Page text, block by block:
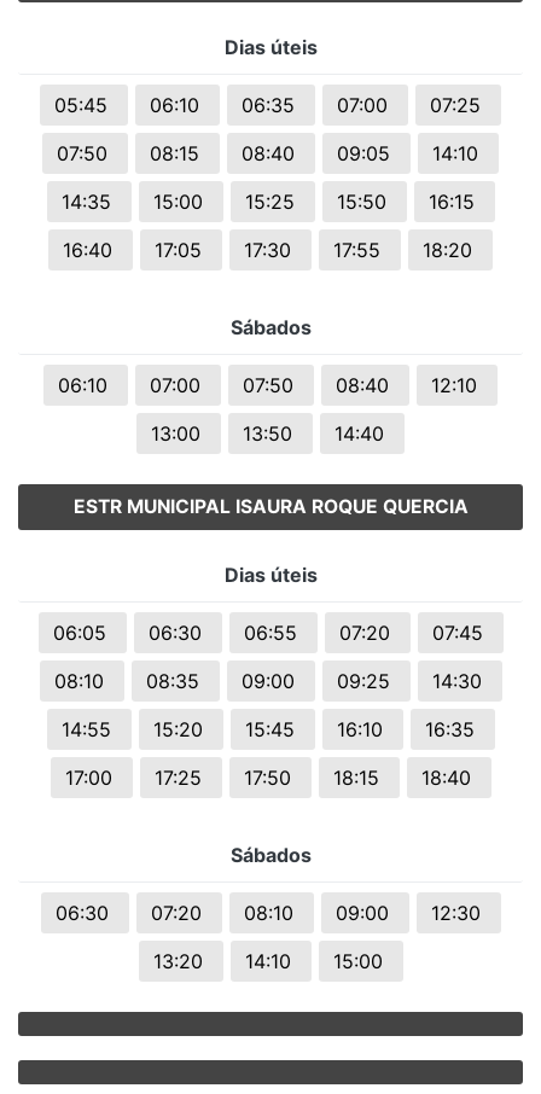
Dias úteis
05:45 06:10 06:35 07:00
07:25
07:50
08:15 08:40 09:05
14:10
14:35
15:00 15:25 15:50
16:15
16:40
17:05 17:30 17:55 18:20
Sábados
06:10 07:00 07:50 08:40
12:10
13:00
13:50 14:40
ESTR MUNICIPAL ISAURA ROQUE QUERCIA
Dias úteis
06:05 06:30 06:55 07:20
07:45
08:10
08:35 09:00 09:25
14:30
14:55
15:20 15:45 16:10
16:35
17:00
17:25 17:50 18:15 18:40
Sábados
06:30 07:20 08:10 09:00
12:30
13:20
14:10 15:00